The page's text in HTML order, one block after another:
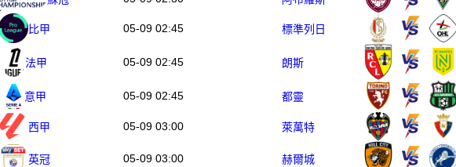
比甲 05-09 02:45 標準列日
法甲 05-09 02:45 朗斯
意甲 05-09 02:45 都靈
西甲 05-09 03:00 萊萬特
英冠 05-09 03:00 赫爾城